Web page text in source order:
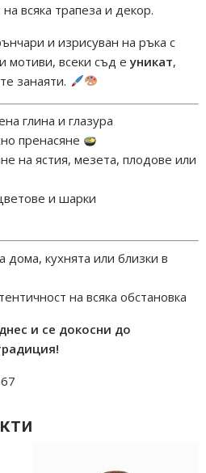
всяка трапеза и декор.
и изрисуван на ръка с
мотиви, всеки съд еуникат,
занаяти.
глина и глазура
пренасяне
на ястия, мезета, плодове или
и шарки
дома, кухнята или близки в
на всяка обстановка
и се докосни до